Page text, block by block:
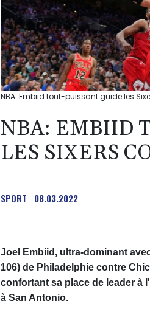
NBA: Embiid tout-puissant guide les
NBA: EMBIID
LES SIXERS
SPORT 08.03.2022
Joel Embiid, ultra-dominant
106) de Philadelphie contre
confortant sa place de leader à
à San Antonio.